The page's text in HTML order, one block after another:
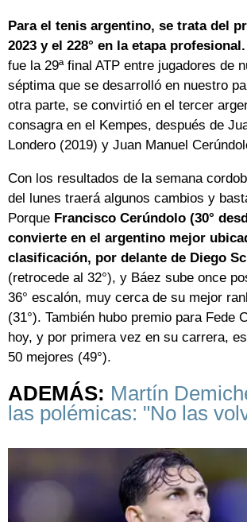
Para el tenis argentino, se trata del
2023 y el 228° en la etapa profesional.
fue la 29ª final ATP entre jugadores de
séptima que se desarrolló en nuestro
otra parte, se convirtió en el tercer
consagra en el Kempes, después de
Londero (2019) y Juan Manuel
Con los resultados de la semana
del lunes traerá algunos cambios y
Porque Francisco Cerúndolo (30°
convierte en el argentino mejor
clasificación, por delante de Diego
(retrocede al 32°), y Báez sube once
36° escalón, muy cerca de su mejor
(31°). También hubo premio para Fede
hoy, y por primera vez en su carrera,
50 mejores (49°).
ADEMÁS: Martín
las polémicas: "No las